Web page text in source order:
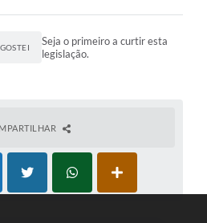
Seja o primeiro a curtir esta
legislação.